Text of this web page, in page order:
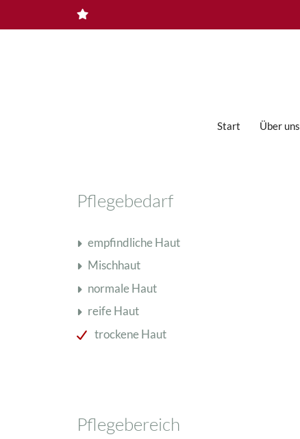
Start Über uns
Augen- und Lippenpflege
Bioformule Regenerationspflege
Männerpflege
Masken & Spezialprodukte
PQR Exklusiv-Pflege
Schisandra Anti-Aging-Pflege
Pflegebedarf
empfindliche Haut
Mischhaut
normale Haut
reife Haut
trockene Haut
Pflegebereich